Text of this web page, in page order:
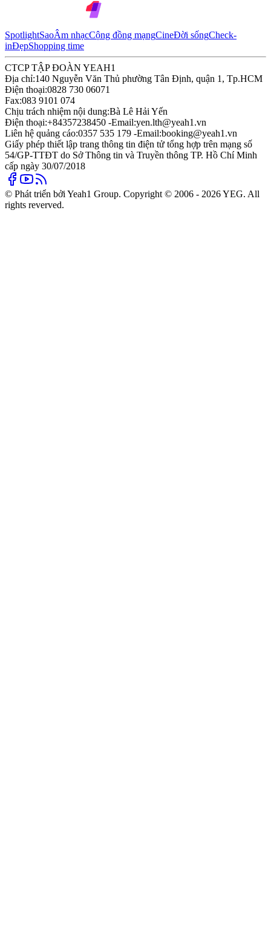
SpotlightSaoÂm nhạcCộng đồng mạngCineĐời sốngCheck-
inĐẹpShopping time
CTCP TẬP ĐOÀN YEAH1
Địa chỉ:140 Nguyễn Văn Thủ phường Tân Định, quận 1, Tp.HCM
Điện thoại:0828 730 06071
Fax:083 9101 074
Chịu trách nhiệm nội dung:Bà Lê Hải Yến
Điện thoại:+84357238450 -Email:yen.lth@yeah1.vn
Liên hệ quảng cáo:0357 535 179 -Email:booking@yeah1.vn
Giấy phép thiết lập trang thông tin điện tử tổng hợp trên mạng số
54/GP-TTĐT do Sở Thông tin và Truyền thông TP. Hồ Chí Minh
cấp ngày 30/07/2018
© Phát triển bởi Yeah1 Group. Copyright © 2006 - 2026 YEG. All
rights reverved.